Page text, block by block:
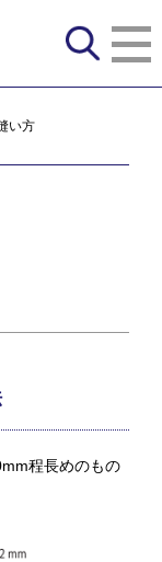
い方
程長めのもの